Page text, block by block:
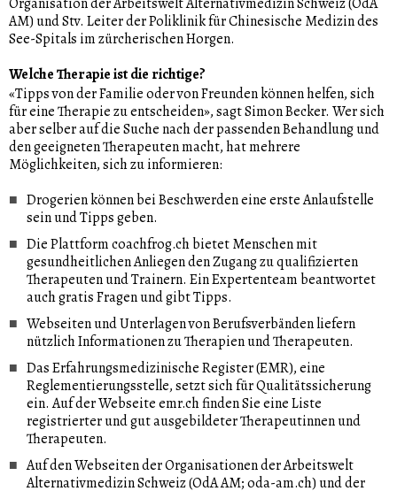
AM) und Stv. Leiter der Poliklinik für Chinesische Medizin des
See-Spitals im zürcherischen Horgen.
Welche Therapie ist die richtige?
«Tipps von der Familie oder von Freunden können helfen, sich
für eine Therapie zu entscheiden», sagt Simon Becker. Wer sich
aber selber auf die Suche nach der passenden Behandlung und
den geeigneten Therapeuten macht, hat mehrere
Möglichkeiten, sich zu informieren:
Drogerien können bei Beschwerden eine erste Anlaufstelle
sein und Tipps geben.
Die Plattform coachfrog.ch bietet Menschen mit
gesundheitlichen Anliegen den Zugang zu qualifizierten
Therapeuten und Trainern. Ein Expertenteam beantwortet
auch gratis Fragen und gibt Tipps.
Webseiten und Unterlagen von Berufsverbänden liefern
nützlich Informationen zu Therapien und Therapeuten.
Das Erfahrungsmedizinische Register (EMR), eine
Reglementierungsstelle, setzt sich für Qualitätssicherung
ein. Auf der Webseite emr.ch finden Sie eine Liste
registrierter und gut ausgebildeter Therapeutinnen und
Therapeuten.
Auf den Webseiten der Organisationen der Arbeitswelt
Alternativmedizin Schweiz (OdA AM; oda-am.ch) und der